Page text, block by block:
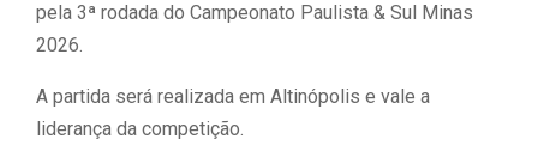
pela 3ª rodada do Campeonato Paulista & Sul Minas
2026.
A partida será realizada em Altinópolis e vale a
liderança da competição.